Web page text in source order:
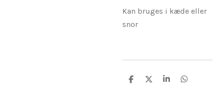
Kan bruges i kæde eller
snor
D
D
D
D